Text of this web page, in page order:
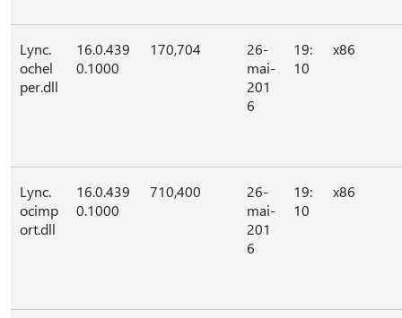
Lync.
ochel
per.dll
16.0.439
0.1000
170,704
26-
mai-
201
6
19:
10
x86
Lync.
ocimp
ort.dll
16.0.439
0.1000
710,400
26-
mai-
201
6
19:
10
x86